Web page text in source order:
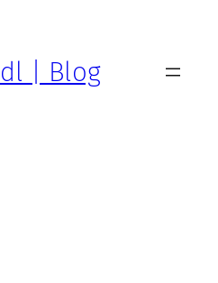
| Blog